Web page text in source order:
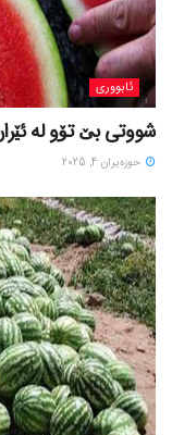
ئابووری
شووتی بێ تۆو لە
حوزه‌یران 4, 2025